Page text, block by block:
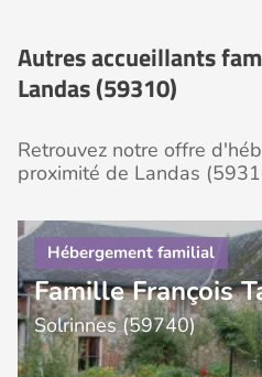
Autres accueillants
Landas (59310)
Retrouvez notre offre
proximité de Landas
Famille François
Solrinnes (59740)